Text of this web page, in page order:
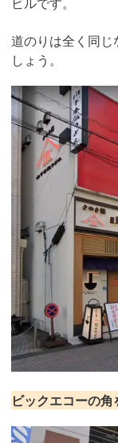
道のりは全く同じ
しょう。
ビックエコーの角